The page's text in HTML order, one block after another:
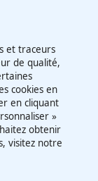
et traceurs
de qualité,
cookies en
en cliquant
»
obtenir
visitez notre